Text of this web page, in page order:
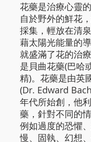
花藥是治療心靈
自於野外的鮮花
採集，輕放在清
藉太陽光能量的
就盛滿了花的治
是貝曲花藥(巴哈
精)。花藥是由英
(Dr. Edward
年代所始創，他
藥，針對不同的
例如過度的恐懼
慢、固執、幻想